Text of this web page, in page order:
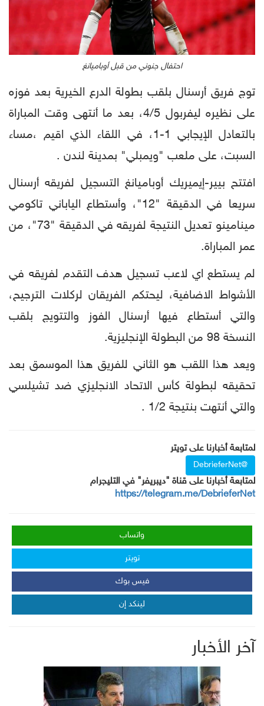
احتفال جنوني من قبل أوباميانغ
توج فريق أرسنال بلقب بطولة الدرع الخيرية بعد فوزه
على نظيره ليفربول 4/5، بعد ما أنتهى وقت المباراة
بالتعادل الإيجابي 1-1، في اللقاء الذي اقيم ،مساء
السبت، على ملعب "ويمبلي" بمدينة لندن .
افتتح بيير-إيميريك أوباميانغ التسجيل لفريقه أرسنال
سريعا في الدقيقة "12"، وأستطاع الياباني تاكومي
مينامينو تعديل النتيجة لفريقه في الدقيقة "73"، من
عمر المباراة.
لم يستطع اي لاعب تسجيل هدف التقدم لفريقه في
الأشواط الاضافية، ليحتكم الفريقان لركلات الترجيح،
والتي أستطاع فيها أرسنال الفوز والتتويج بلقب
النسخة 98 من البطولة الإنجليزية.
ويعد هذا اللقب هو الثاني للفريق هذا الموسمق بعد
تحقيقه لبطولة كأس الاتحاد الانجليزي ضد تشيلسي
والتي أنتهت بنتيجة 1/2 .
لمتابعة أخبارنا على تويتر
@DebrieferNet
لمتابعة أخبارنا على قناة "ديبريفر" في التليجرام
https://telegram.me/DebrieferNet
واتساب
تويتر
فيس بوك
لينكد إن
آخر الأخبار